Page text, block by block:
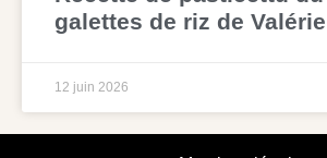
galettes de riz de Valérie
12 juin 2026